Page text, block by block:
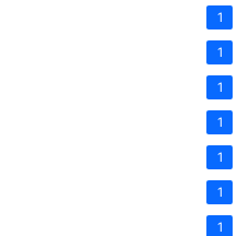
1
1
1
1
1
1
1